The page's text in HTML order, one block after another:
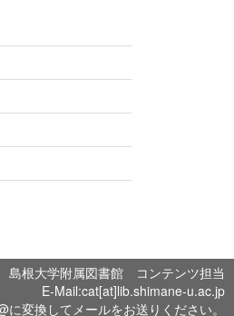
島根大学附属図書館 コンテンツ担当
E-Mail:cat[at]lib.shimane-u.ac.jp
に変換してメールをお送りください。